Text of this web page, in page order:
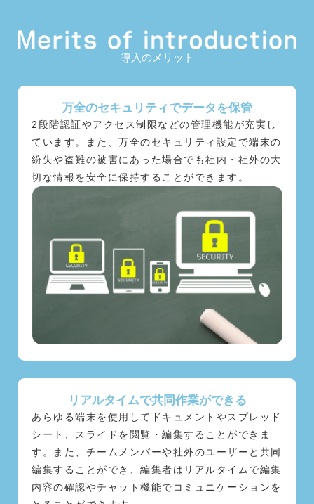
導入のメリット
万全のセキュリティでデータを保管
2段階認証やアクセス制限などの管理機能が充実し
ています。また、万全のセキュリティ設定で端末の
紛失や盗難の被害にあった場合でも社内・社外の大
切な情報を安全に保持することができます。
リアルタイムで共同作業ができる
あらゆる端末を使用してドキュメントやスプレッド
シート、スライドを閲覧・編集することができま
す。また、チームメンバーや社外のユーザーと共同
編集することができ、編集者はリアルタイムで編集
内容の確認やチャット機能でコミュニケーションを